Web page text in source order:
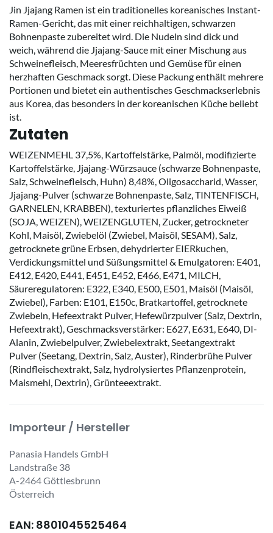
Jin Jjajang Ramen ist ein traditionelles koreanisches Instant-
Ramen-Gericht, das mit einer reichhaltigen, schwarzen
Bohnenpaste zubereitet wird. Die Nudeln sind dick und
weich, während die Jjajang-Sauce mit einer Mischung aus
Schweinefleisch, Meeresfrüchten und Gemüse für einen
herzhaften Geschmack sorgt. Diese Packung enthält mehrere
Portionen und bietet ein authentisches Geschmackserlebnis
aus Korea, das besonders in der koreanischen Küche beliebt
ist.
Zutaten
WEIZENMEHL 37,5%, Kartoffelstärke, Palmöl, modifizierte
Kartoffelstärke, Jjajang-Würzsauce (schwarze Bohnenpaste,
Salz, Schweinefleisch, Huhn) 8,48%, Oligosaccharid, Wasser,
Jjajang-Pulver (schwarze Bohnenpaste, Salz, TINTENFISCH,
GARNELEN, KRABBEN), texturiertes pflanzliches Eiweiß
(SOJA, WEIZEN), WEIZENGLUTEN, Zucker, getrockneter
Kohl, Maisöl, Zwiebelöl (Zwiebel, Maisöl, SESAM), Salz,
getrocknete grüne Erbsen, dehydrierter EIERkuchen,
Verdickungsmittel und Süßungsmittel & Emulgatoren: E401,
E412, E420, E441, E451, E452, E466, E471, MILCH,
Säureregulatoren: E322, E340, E500, E501, Maisöl (Maisöl,
Zwiebel), Farben: E101, E150c, Bratkartoffel, getrocknete
Zwiebeln, Hefeextrakt Pulver, Hefewürzpulver (Salz, Dextrin,
Hefeextrakt), Geschmacksverstärker: E627, E631, E640, DI-
Alanin, Zwiebelpulver, Zwiebelextrakt, Seetangextrakt
Pulver (Seetang, Dextrin, Salz, Auster), Rinderbrühe Pulver
(Rindfleischextrakt, Salz, hydrolysiertes Pflanzenprotein,
Maismehl, Dextrin), Grünteeextrakt.
Importeur / Hersteller
Panasia Handels GmbH
Landstraße 38
A-2464 Göttlesbrunn
Österreich
EAN: 8801045525464